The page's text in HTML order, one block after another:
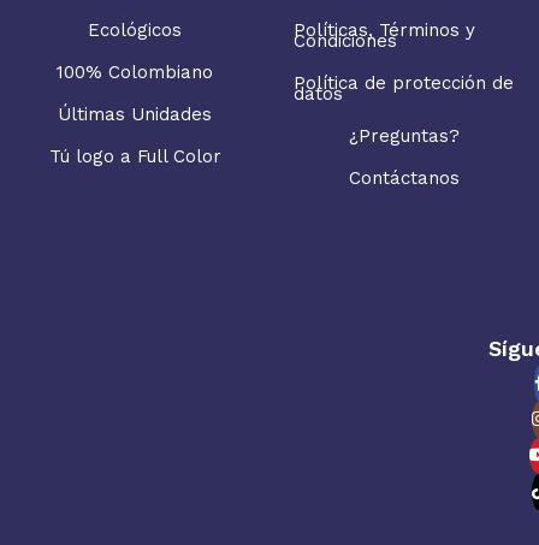
Ecológicos
100% Colombiano
Últimas Unidades
Tú logo a Full Color
Políticas, Términos y
Condiciones
Política de protección de
datos
¿Preguntas?
Contáctanos